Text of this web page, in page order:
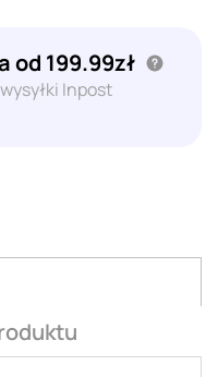
od 199.99zł
Inpost